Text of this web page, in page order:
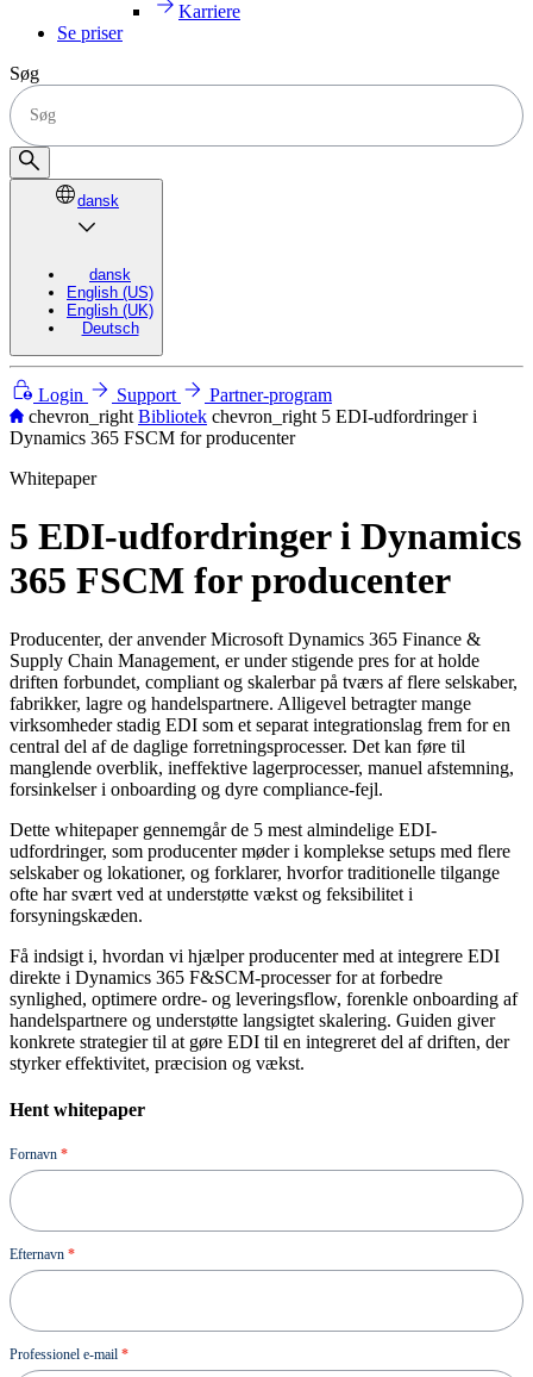
Karriere
Se priser
Søg
dansk
dansk
English (US)
English (UK)
Deutsch
Login Support
Partner-program
chevron_right Bibliotek chevron_right 5 EDI-udfordringer i
Dynamics 365 FSCM for producenter
Whitepaper
5 EDI-udfordringer i Dynamics
365 FSCM for producenter
Producenter, der anvender Microsoft Dynamics 365 Finance &
Supply Chain Management, er under stigende pres for at holde
driften forbundet, compliant og skalerbar på tværs af flere selskaber,
fabrikker, lagre og handelspartnere. Alligevel betragter mange
virksomheder stadig EDI som et separat integrationslag frem for en
central del af de daglige forretningsprocesser. Det kan føre til
manglende overblik, ineffektive lagerprocesser, manuel afstemning,
forsinkelser i onboarding og dyre compliance-fejl.
Dette whitepaper gennemgår de 5 mest almindelige EDI-
udfordringer, som producenter møder i komplekse setups med flere
selskaber og lokationer, og forklarer, hvorfor traditionelle tilgange
ofte har svært ved at understøtte vækst og feksibilitet i
forsyningskæden.
Få indsigt i, hvordan vi hjælper producenter med at integrere EDI
direkte i Dynamics 365 F&SCM-processer for at forbedre
synlighed, optimere ordre- og leveringsflow, forenkle onboarding af
handelspartnere og understøtte langsigtet skalering. Guiden giver
konkrete strategier til at gøre EDI til en integreret del af driften, der
styrker effektivitet, præcision og vækst.
Hent whitepaper
Ressource
Fornavn *
Efternavn *
Professionel e-mail *